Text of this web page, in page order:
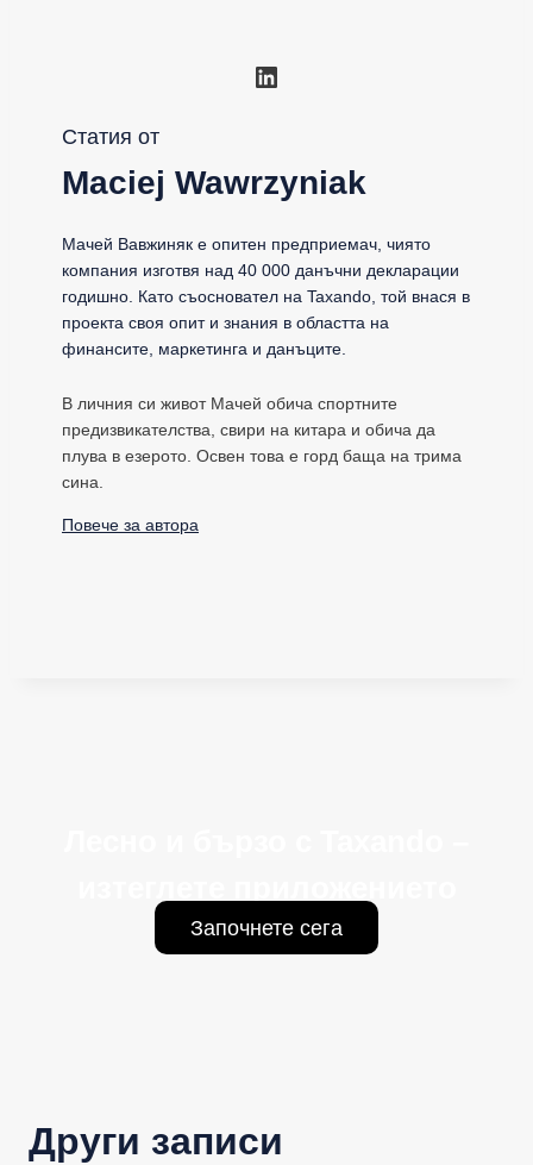
LinkedIn
Статия от
Maciej Wawrzyniak
Мачей Вавжиняк е опитен предприемач, чиято
компания изготвя над 40 000 данъчни декларации
годишно. Като съосновател на Taxando, той внася в
проекта своя опит и знания в областта на
финансите, маркетинга и данъците.
В личния си живот Мачей обича спортните
предизвикателства, свири на китара и обича да
плува в езерото. Освен това е горд баща на трима
сина.
Повече за автора
Започнете сега
Други записи